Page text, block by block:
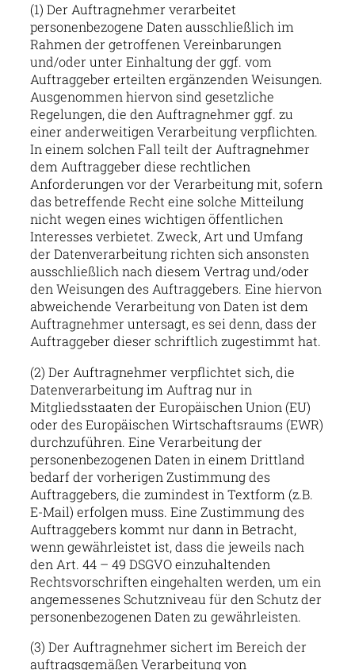
(1) Der Auftragnehmer verarbeitet
personenbezogene Daten ausschließlich im
Rahmen der getroffenen Vereinbarungen
und/oder unter Einhaltung der ggf. vom
Auftraggeber erteilten ergänzenden Weisungen.
Ausgenommen hiervon sind gesetzliche
Regelungen, die den Auftragnehmer ggf. zu
einer anderweitigen Verarbeitung verpflichten.
In einem solchen Fall teilt der Auftragnehmer
dem Auftraggeber diese rechtlichen
Anforderungen vor der Verarbeitung mit, sofern
das betreffende Recht eine solche Mitteilung
nicht wegen eines wichtigen öffentlichen
Interesses verbietet. Zweck, Art und Umfang
der Datenverarbeitung richten sich ansonsten
ausschließlich nach diesem Vertrag und/oder
den Weisungen des Auftraggebers. Eine hiervon
abweichende Verarbeitung von Daten ist dem
Auftragnehmer untersagt, es sei denn, dass der
Auftraggeber dieser schriftlich zugestimmt hat.
(2) Der Auftragnehmer verpflichtet sich, die
Datenverarbeitung im Auftrag nur in
Mitgliedsstaaten der Europäischen Union (EU)
oder des Europäischen Wirtschaftsraums (EWR)
durchzuführen. Eine Verarbeitung der
personenbezogenen Daten in einem Drittland
bedarf der vorherigen Zustimmung des
Auftraggebers, die zumindest in Textform (z.B.
E-Mail) erfolgen muss. Eine Zustimmung des
Auftraggebers kommt nur dann in Betracht,
wenn gewährleistet ist, dass die jeweils nach
den Art. 44 – 49 DSGVO einzuhaltenden
Rechtsvorschriften eingehalten werden, um ein
angemessenes Schutzniveau für den Schutz der
personenbezogenen Daten zu gewährleisten.
(3) Der Auftragnehmer sichert im Bereich der
auftragsgemäßen Verarbeitung von